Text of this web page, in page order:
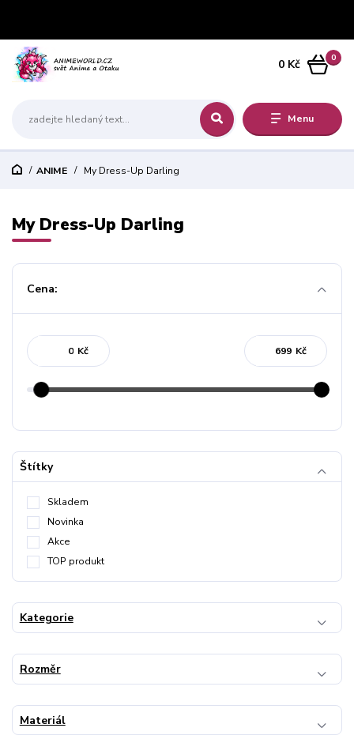
Menu
0
0 Kč
ANIME My Dress-Up Darling
My Dress-Up Darling
Cena:
Kč Kč
Štítky
Skladem
Novinka
Akce
TOP produkt
Kategorie
Rozměr
Materiál